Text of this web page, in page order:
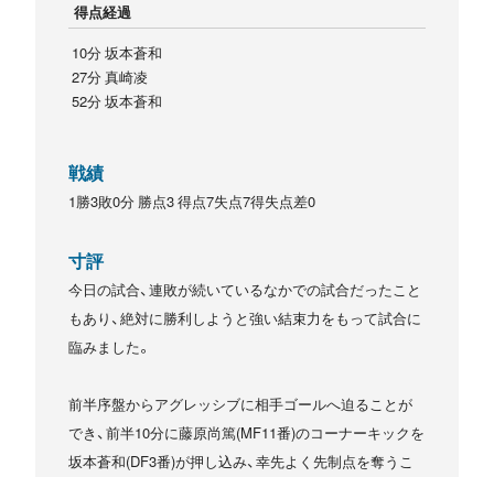
得点経過
10分 坂本蒼和
27分 真崎凌
52分 坂本蒼和
戦績
1勝3敗0分 勝点3 得点7失点7得失点差0
寸評
今日の試合、連敗が続いているなかでの試合だったこと
もあり、絶対に勝利しようと強い結束力をもって試合に
臨みました。
前半序盤からアグレッシブに相手ゴールへ迫ることが
でき、前半10分に藤原尚篤(MF11番)のコーナーキックを
坂本蒼和(DF3番)が押し込み、幸先よく先制点を奪うこ